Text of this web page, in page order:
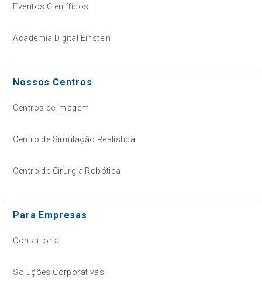
Eventos Científicos
Academia Digital Einstein
Nossos Centros
Centros de Imagem
Centro de Simulação Realística
Centro de Cirurgia Robótica
Para Empresas
Consultoria
Soluções Corporativas